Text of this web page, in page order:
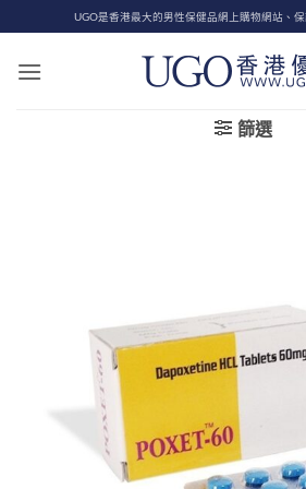
to
content
UGO是香港最大的男性保健品網上購物網站、
篩選